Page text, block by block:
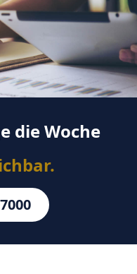
die Woche